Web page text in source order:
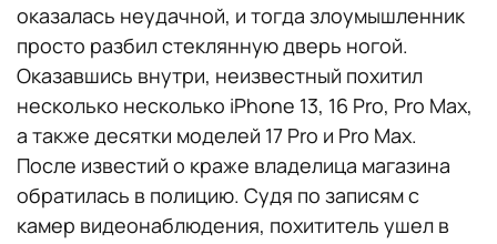
оказалась неудачной, и тогда злоумышленник
просто разбил стеклянную дверь ногой.
Оказавшись внутри, неизвестный похитил
несколько несколько iPhone 13, 16 Pro, Pro Max,
а также десятки моделей 17 Pro и Pro Max.
После известий о краже владелица магазина
обратилась в полицию. Судя по записям с
камер видеонаблюдения, похититель ушел в